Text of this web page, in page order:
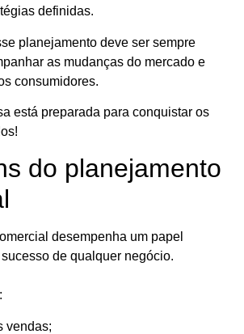
definidas.
planejamento deve ser sempre
as mudanças do mercado e
consumidores.
está preparada para conquistar os
do planejamento
desempenha um papel
de qualquer negócio.
vendas;